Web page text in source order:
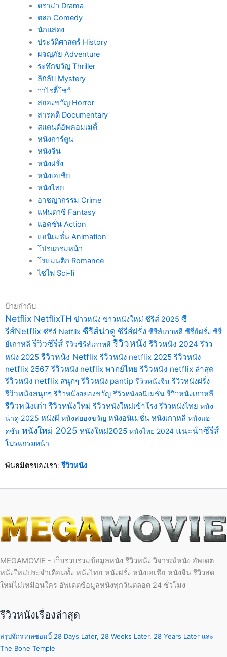
ดราม่า Drama
ตลก Comedy
นักแสดง
ประวัติศาสตร์ History
ผจญภัย Adventure
ระทึกขวัญ Thriller
ลึกลับ Mystery
วาไรตี้โชว์
สยองขวัญ Horror
สารคดี Documentary
สแตนด์อัพคอมเมดี้
หนังการ์ตูน
หนังจีน
หนังฝรั่ง
หนังเอเชีย
หนังไทย
อาชญากรรม Crime
แฟนตาซี Fantasy
แอคชั่น Action
แอนิเมชั่น Animation
โปรแกรมหน้า
โรแมนติก Romance
ไซไฟ Sci-fi
ป้ายกำกับ
Netflix NetflixTH ข่าวหนัง ข่าวหนังใหม่ ซีรีส์ 2025 ซี
รีส์Netflix ซีรีส์ Netflix ซีรีส์น่าดู ซีรีส์ฝรั่ง ซีรีส์เกาหลี ซีรี่ย์ฝรั่ง ซีรี่
ย์เกาหลี รีวิวซีรีส์ รีวิวซีรีส์เกาหลี รีวิวหนัง รีวิวหนัง 2024 รีวิว
หนัง 2025 รีวิวหนัง Netflix รีวิวหนัง netflix 2025 รีวิวหนัง
netflix 2567 รีวิวหนัง netflix พากย์ไทย รีวิวหนัง netflix ล่าสุด
รีวิวหนัง netflix สนุกๆ รีวิวหนัง pantip รีวิวหนังจีน รีวิวหนังฝรั่ง
รีวิวหนังสนุกๆ รีวิวหนังสยองขวัญ รีวิวหนังอนิเมชั่น รีวิวหนังเกาหลี
รีวิวหนังเก่า รีวิวหนังใหม่ รีวิวหนังใหม่เข้าโรง รีวิวหนังไทย หนัง
น่าดู 2025 หนังผี หนังสยองขวัญ หนังอนิเมชั่น หนังเกาหลี หนังแอ
คชั่น หนังใหม่ 2025 หนังใหม่2025 หนังไทย 2024 แนะนำซีรีส์
โปรแกรมหน้า
พันธมิตรของเรา: รีวิวหนัง
MEGAMOVIE - เว็บรวบรวมข้อมูลหนัง รีวิวหนัง วิจารณ์หนัง อัพเดต
หนังใหม่ประจำเดือนทั้ง หนังไทย หนังฝรั่ง หนังเอเชีย หนังจีน รีวิวสด
ใหม่ไม่เหมือนใคร อัพเดตข้อมูลหนังทุกวันตลอด 24 ชั่วโมง
รีวิวหนังเรื่องล่าสุด
สรุปจักรวาลซอมบี้ 28 Days Later, 28 Weeks Later, 28 Years Later และ
The Bone Temple